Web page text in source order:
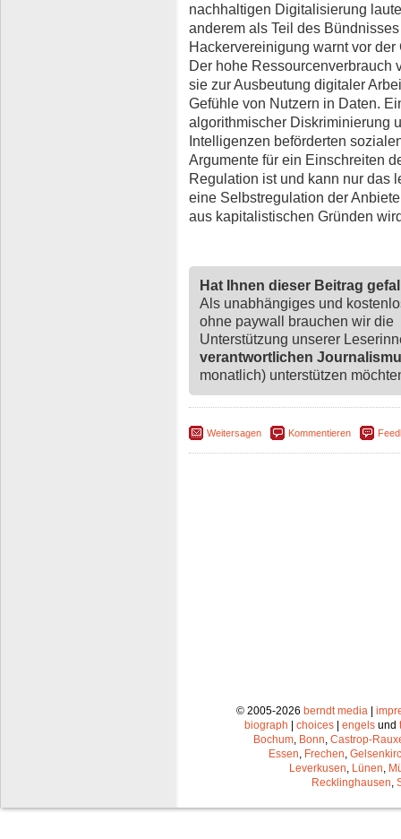
nachhaltigen Digitalisierung
anderem als Teil des
Hackervereinigung warnt vor
Der hohe Ressourcenverbrauch
sie zur Ausbeutung digitaler
Gefühle von Nutzern in Daten.
algorithmischer Diskriminierung
Intelligenzen beförderten
Argumente für ein Einschreiten
Regulation ist und kann nur das
eine Selbstregulation der
aus kapitalistischen Gründen
Hat Ihnen dieser Beitrag
Als unabhängiges und
ohne paywall brauchen wir die
Unterstützung unserer
verantwortlichen
monatlich) unterstützen
Weitersagen Kommentieren
© 2005-2026 berndt media|
biograph
choices engels und
Bochum, Bonn, Castrop-
Essen, Frechen,
Leverkusen, Lünen,
Recklinghausen,